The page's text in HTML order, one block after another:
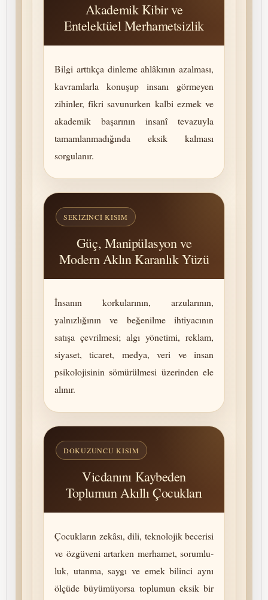
Akademik Kibir ve
Entelektüel Merhametsizlik
Bilgi arttıkça dinleme ahlâkının azalması,
kavramlarla konuşup insanı görmeyen
zihinler, fikri savunurken kalbi ezmek ve
akademik başarının insanî tevazuyla
tamamlanmadığında eksik kalması
sorgulanır.
SEKIZINCI KISIM
Güç, Manipülasyon ve
Modern Aklın Karanlık Yüzü
İnsanın korkularının, arzularının,
yalnızlığının ve beğenilme ihtiyacının
satışa çevrilmesi; algı yönetimi, reklam,
siyaset, ticaret, medya, veri ve insan
psikolojisinin sömürülmesi üzerinden ele
alınır.
DOKUZUNCU KISIM
Vicdanını Kaybeden
Toplumun Akıllı Çocukları
Çocukların zekâsı, dili, tek­no­lo­jik becerisi
ve özgüveni artarken merhamet, so­rum­lu­
luk, utanma, saygı ve emek bilinci aynı
ölçüde büyümüyorsa toplumun eksik bir